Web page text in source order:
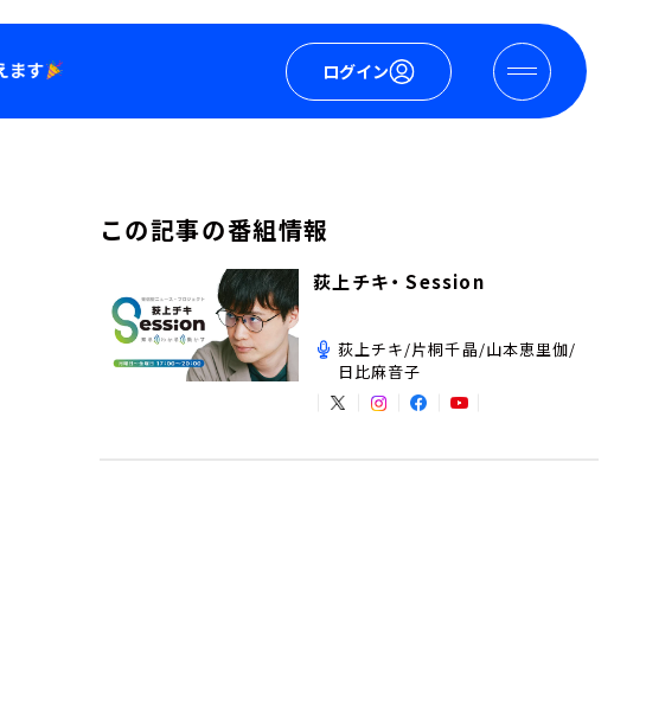
ログイン
この記事の番組情報
荻上チキ・ Session
荻上チキ/片桐千晶/山本恵里伽/
日比麻音子